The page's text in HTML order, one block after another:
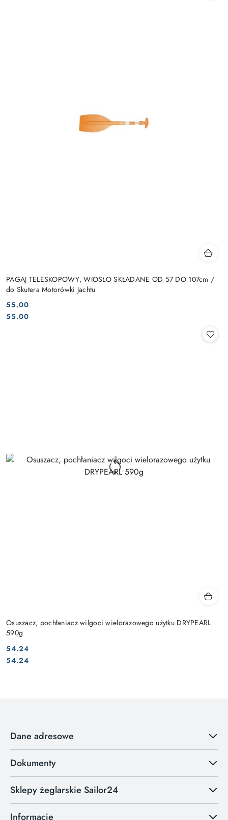
PAGAJ TELESKOPOWY, WIOSŁO SKŁADANE OD 57 DO 107cm /
do Skutera Motorówki Jachtu
Cena:
55.00
Cena:
55.00
Osuszacz, pochłaniacz wilgoci wielorazowego użytku DRYPEARL
590g
Cena:
54.24
Cena:
54.24
Dane adresowe
Dokumenty
Sklepy żeglarskie Sailor24
Informacje